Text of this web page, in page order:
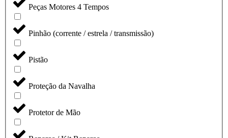
Peças Motores 4 Tempos
Pinhão (corrente / estrela / transmissão)
Pistão
Proteção da Navalha
Protetor de Mão